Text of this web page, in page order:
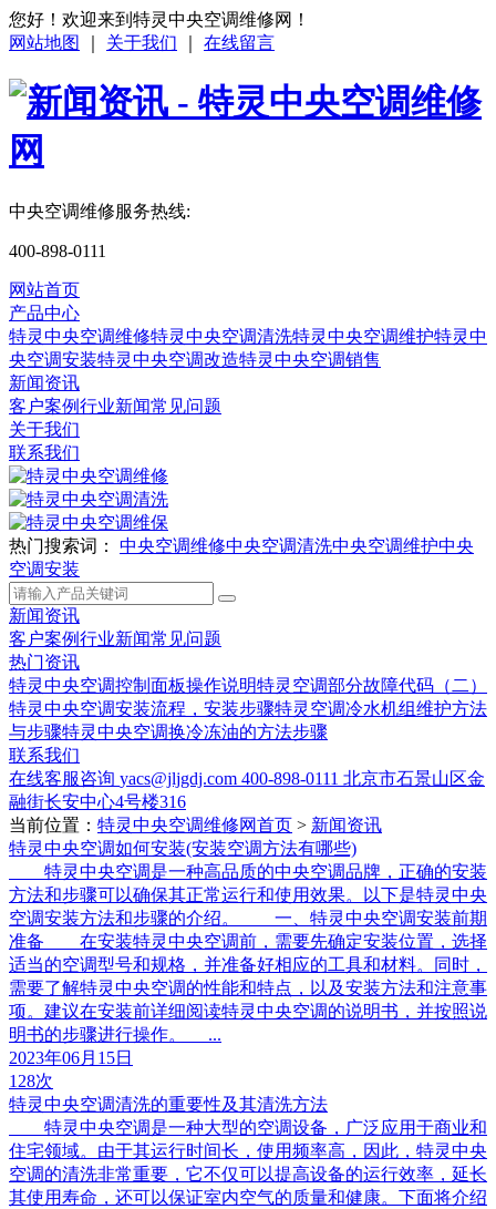
您好！欢迎来到特灵中央空调维修网！
网站地图
关于我们 在线留言
中央空调维修服务热线:
400-898-0111
网站首页
产品中心
特灵中央空调维修特灵中央空调清洗特灵中央空调维护特灵中
央空调安装特灵中央空调改造特灵中央空调销售
新闻资讯
客户案例行业新闻常见问题
关于我们
联系我们
热门搜索词： 中央空调维修中央空调清洗中央空调维护中央
空调安装
新闻资讯
客户案例行业新闻常见问题
热门资讯
特灵中央空调控制面板操作说明特灵空调部分故障代码（二）
特灵中央空调安装流程，安装步骤特灵空调冷水机组维护方法
与步骤特灵中央空调换冷冻油的方法步骤
联系我们
在线客服咨询 yacs@jljgdj.com 400-898-0111 北京市石景山区金
融街长安中心4号楼316
当前位置： 特灵中央空调维修网首页 > 新闻资讯
特灵中央空调如何安装(安装空调方法有哪些)
特灵中央空调是一种高品质的中央空调品牌，正确的安装
方法和步骤可以确保其正常运行和使用效果。以下是特灵中央
空调安装方法和步骤的介绍。 一、特灵中央空调安装前期
准备 在安装特灵中央空调前，需要先确定安装位置，选择
适当的空调型号和规格，并准备好相应的工具和材料。同时，
需要了解特灵中央空调的性能和特点，以及安装方法和注意事
项。建议在安装前详细阅读特灵中央空调的说明书，并按照说
明书的步骤进行操作。 ...
2023年06月15日
128次
特灵中央空调清洗的重要性及其清洗方法
特灵中央空调是一种大型的空调设备，广泛应用于商业和
住宅领域。由于其运行时间长，使用频率高，因此，特灵中央
空调的清洗非常重要，它不仅可以提高设备的运行效率，延长
其使用寿命，还可以保证室内空气的质量和健康。下面将介绍